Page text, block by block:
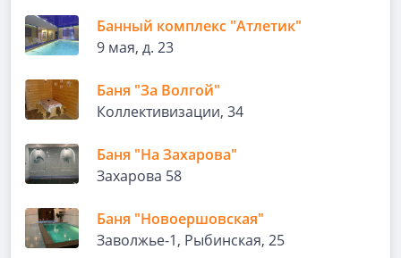
Банный комплекс "Атлетик"
9 мая, д. 23
Баня "За Волгой"
Коллективизации, 34
Баня "На Захарова"
Захарова 58
Баня "Новоершовская"
Заволжье-1, Рыбинская, 25